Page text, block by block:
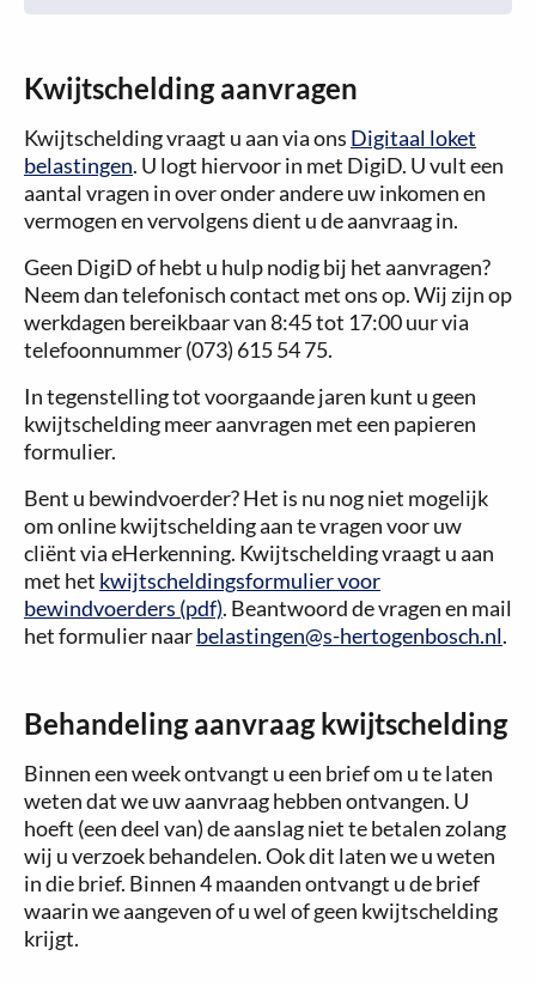
Kwijtschelding aanvragen
Kwijtschelding vraagt u aan via ons Digitaal loket
belastingen. U logt hiervoor in met DigiD. U vult een
aantal vragen in over onder andere uw inkomen en
vermogen en vervolgens dient u de aanvraag in.
Geen DigiD of hebt u hulp nodig bij het aanvragen?
Neem dan telefonisch contact met ons op. Wij zijn op
werkdagen bereikbaar van 8:45 tot 17:00 uur via
telefoonnummer (073) 615 54 75.
In tegenstelling tot voorgaande jaren kunt u geen
kwijtschelding meer aanvragen met een papieren
formulier.
Bent u bewindvoerder? Het is nu nog niet mogelijk
om online kwijtschelding aan te vragen voor uw
cliënt via eHerkenning. Kwijtschelding vraagt u aan
met het kwijtscheldingsformulier voor
bewindvoerders (pdf). Beantwoord de vragen en mail
het formulier naarbelastingen@s-hertogenbosch.nl.
Behandeling aanvraag kwijtschelding
Binnen een week ontvangt u een brief om u te laten
weten dat we uw aanvraag hebben ontvangen. U
hoeft (een deel van) de aanslag niet te betalen zolang
wij u verzoek behandelen. Ook dit laten we u weten
in die brief. Binnen 4 maanden ontvangt u de brief
waarin we aangeven of u wel of geen kwijtschelding
krijgt.